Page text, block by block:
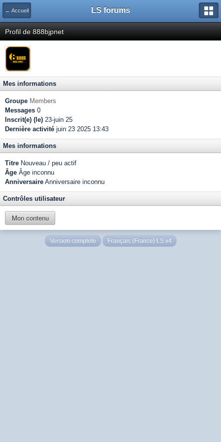
← Accueil LS forums
Profil de 888bjpnet
Mes informations
Groupe Members
Messages 0
Inscrit(e) (le) 23-juin 25
Dernière activité juin 23 2025 13:43
Mes informations
Titre Nouveau / peu actif
Âge Âge inconnu
Anniversaire Anniversaire inconnu
Contrôles utilisateur
Mon contenu
Version complète Français (France) LS v4